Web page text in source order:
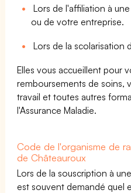
Lors de l'affiliation à
ou de votre entreprise.
Lors de la scolarisation
Elles vous accueillent pour
remboursements de soins,
travail et toutes autres
l'Assurance Maladie.
Code de l'organisme de
de Châteauroux
Lors de la souscription à
est souvent demandé quel